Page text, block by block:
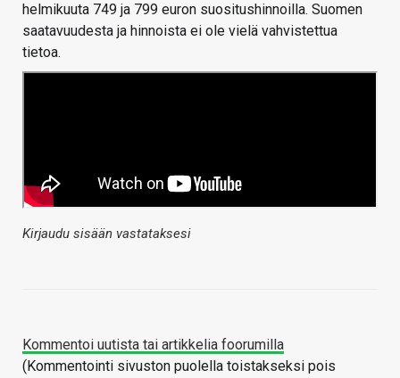
helmikuuta 749 ja 799 euron suositushinnoilla. Suomen
saatavuudesta ja hinnoista ei ole vielä vahvistettua
tietoa.
Kirjaudu sisään vastataksesi
Kommentoi uutista tai artikkelia foorumilla
(Kommentointi sivuston puolella toistakseksi pois